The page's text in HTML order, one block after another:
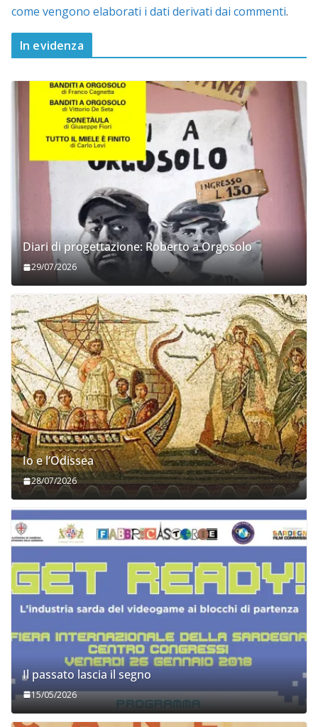
come vengono elaborati i dati derivati dai commenti.
In evidenza
Diari di progettazione: Roberto a Orgosolo
29/07/2026
Io e l’Odissea
28/07/2026
Il passato lascia il segno
15/05/2026